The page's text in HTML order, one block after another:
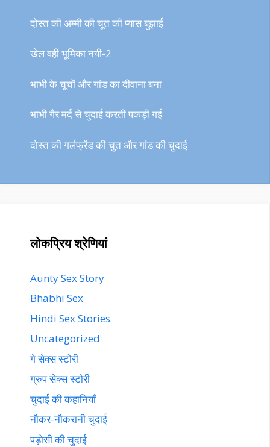
दोस्त की अम्मी की चूत की प्यास बुझाई
खेल वही भूमिका नयी-2
भाभी के चूचों और गांड का दीवाना बना
भाभी गैर मर्द से चुदाई करती पकड़ी गई
दोस्त की गर्लफ्रेंड की चुत और गांड की चुदाई
लोकप्रिय श्रेणियां
Aunty Sex Story
Bhabhi Sex
Hindi Sex Stories
Uncategorized
गे सेक्स स्टोरी
ग्रुप सेक्स स्टोरी
चुदाई की कहानियाँ
नौकर-नौकरानी चुदाई
पड़ोसी की चुदाई